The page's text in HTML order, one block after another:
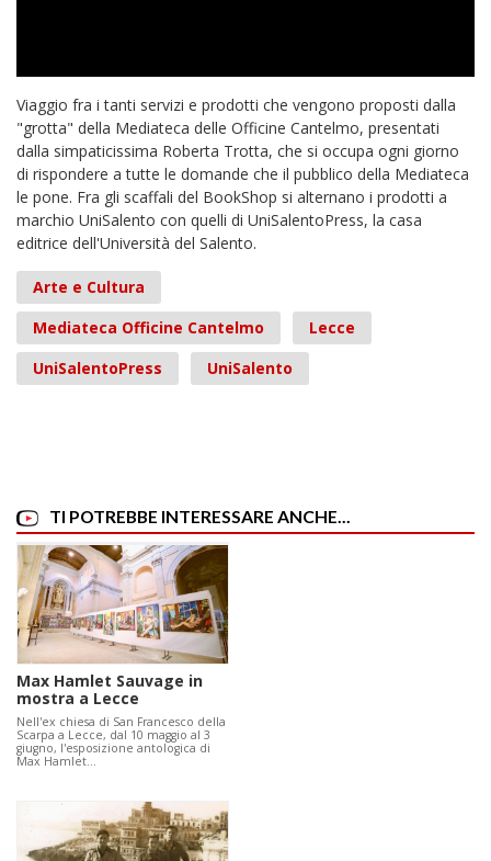
Viaggio fra i tanti servizi e prodotti che vengono proposti dalla
"grotta" della Mediateca delle Officine Cantelmo, presentati
dalla simpaticissima Roberta Trotta, che si occupa ogni giorno
di rispondere a tutte le domande che il pubblico della Mediateca
le pone. Fra gli scaffali del BookShop si alternano i prodotti a
marchio UniSalento con quelli di UniSalentoPress, la casa
editrice dell'Università del Salento.
Arte e Cultura
Mediateca Officine Cantelmo
Lecce
UniSalentoPress
UniSalento
TI POTREBBE INTERESSARE ANCHE...
Max Hamlet Sauvage in
mostra a Lecce
Nell'ex chiesa di San Francesco della
Scarpa a Lecce, dal 10 maggio al 3
giugno, l'esposizione antologica di
Max Hamlet…